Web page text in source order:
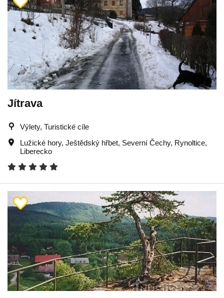
Jítrava
Výlety, Turistické cíle
Lužické hory, Ještědský hřbet, Severní Čechy, Rynoltice,
Liberecko